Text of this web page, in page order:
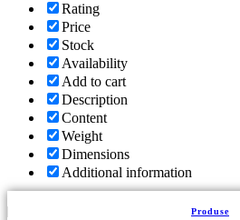
Produse
Rating
Price
Stock
Availability
Add to cart
Description
Content
Weight
Dimensions
Additional information
Click outside to hide the comparison bar